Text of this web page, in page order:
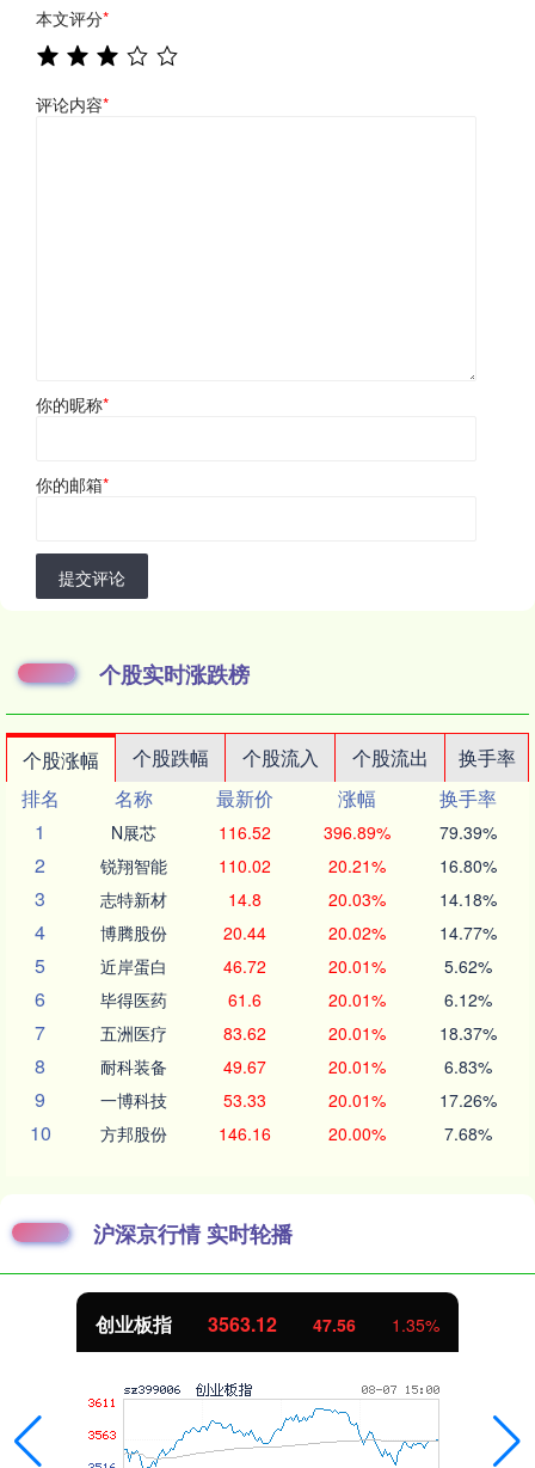
本文评分*
评论内容*
你的昵称*
你的邮箱*
提交评论
个股实时涨跌榜
个股涨幅 个股跌幅 个股流入 个股流出
换手率
排名
名称 最新价 涨幅
换手率
1
N展芯 116.52 396.89% 79.39%
2 锐翔智能 110.02 20.21% 16.80%
3 志特新材 14.8 20.03% 14.18%
4 博腾股份 20.44 20.02% 14.77%
5 近岸蛋白 46.72 20.01% 5.62%
6 毕得医药 61.6 20.01% 6.12%
7 五洲医疗 83.62 20.01% 18.37%
8 耐科装备 49.67 20.01% 6.83%
9 一博科技 53.33 20.01% 17.26%
10 方邦股份 146.16 20.00% 7.68%
沪深京行情 实时轮播
创业板指 3563.12 47.56 1.35%